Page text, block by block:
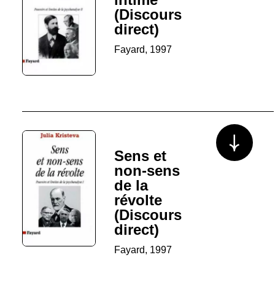
(Discours
direct)
Fayard, 1997
Sens et
non-sens
de la
révolte
(Discours
direct)
Fayard, 1997
Voir plus/